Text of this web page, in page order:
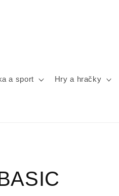
a sport Hry a hračky